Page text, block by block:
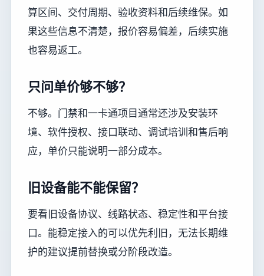
算区间、交付周期、验收资料和后续维保。如
果这些信息不清楚，报价容易偏差，后续实施
也容易返工。
只问单价够不够？
不够。门禁和一卡通项目通常还涉及安装环
境、软件授权、接口联动、调试培训和售后响
应，单价只能说明一部分成本。
旧设备能不能保留？
要看旧设备协议、线路状态、稳定性和平台接
口。能稳定接入的可以优先利旧，无法长期维
护的建议提前替换或分阶段改造。